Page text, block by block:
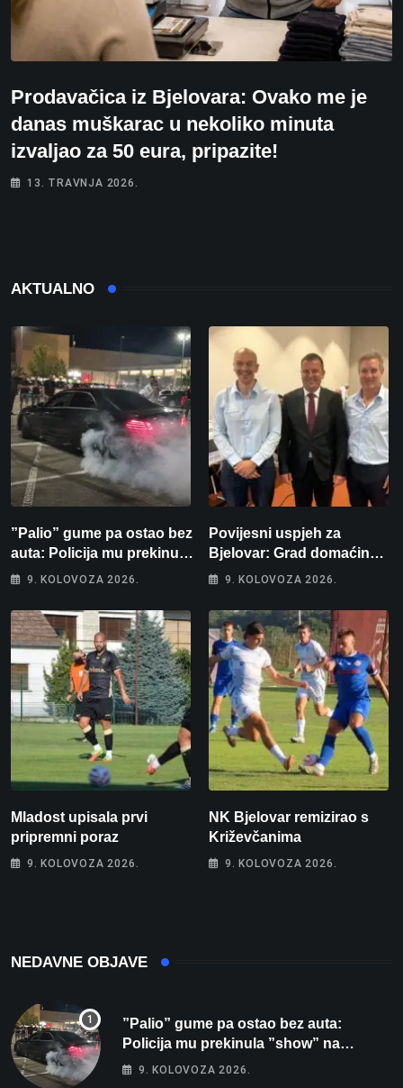
Prodavačica iz Bjelovara: Ovako me je
danas muškarac u nekoliko minuta
izvaljao za 50 eura, pripazite!
13. TRAVNJA 2026.
AKTUALNO
”Palio” gume pa ostao bez
auta: Policija mu prekinula
”show” na parkingu u
9. KOLOVOZA 2026.
Povijesni uspjeh za
Bjelovar: Grad domaćin
Europskog juniorskog
9. KOLOVOZA 2026.
Mladost upisala prvi
pripremni poraz
9. KOLOVOZA 2026.
NK Bjelovar remizirao s
Križevčanima
9. KOLOVOZA 2026.
NEDAVNE OBJAVE
”Palio” gume pa ostao bez auta:
Policija mu prekinula ”show” na
parkingu u Bjelovaru
9. KOLOVOZA 2026.